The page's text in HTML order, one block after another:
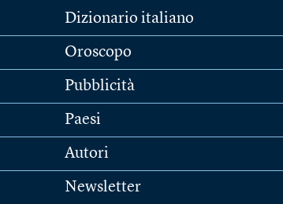
Dizionario italiano
Oroscopo
Pubblicità
Paesi
Autori
Newsletter